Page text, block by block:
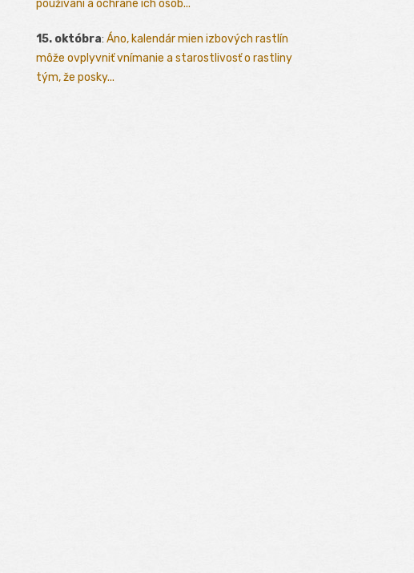
používaní a ochrane ich osob...
15. októbra: Áno, kalendár mien izbových rastlín
môže ovplyvniť vnímanie a starostlivosť o rastliny
tým, že posky...